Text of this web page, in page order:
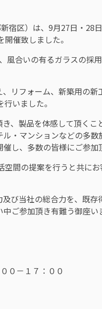
宿区）は、9月27日・28
催致しました。
風合いの有るガラスの採
リフォーム、新築用の新
いました。
、製品を体感して頂くこ
・マンションなどの多数
し、多数の皆様にご参加
間の提案を行うと共に
び当社の総合力を、既存
ご参加頂き有難う御座い
０－１７：００